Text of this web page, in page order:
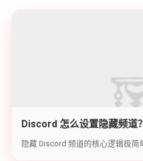
Discord 怎么设置隐藏频道
手教你打造 100% 私密的专
隐藏 Discord 频道的核心逻辑极简